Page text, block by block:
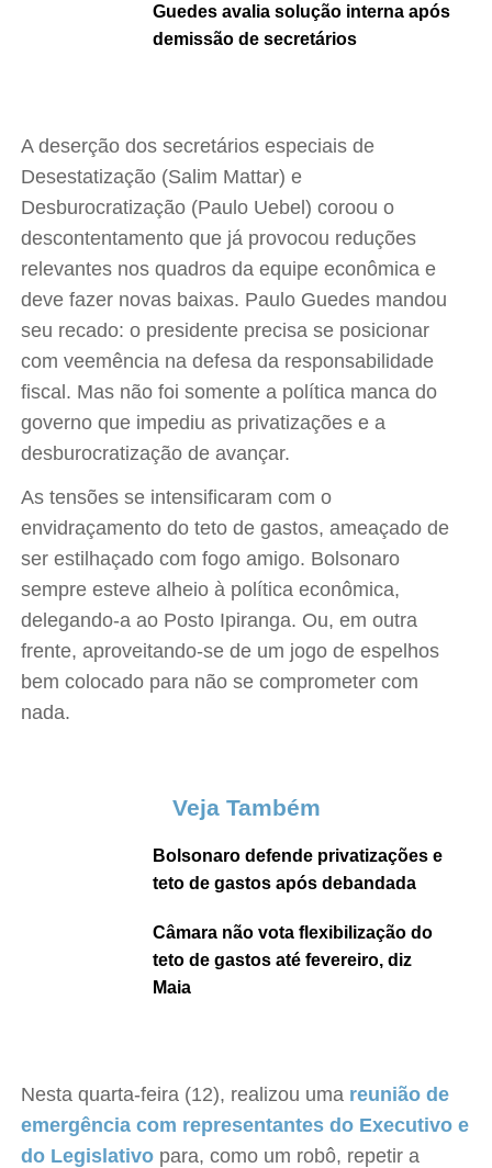
Guedes avalia solução interna após
demissão de secretários
A deserção dos secretários especiais de
Desestatização (Salim Mattar) e
Desburocratização (Paulo Uebel) coroou o
descontentamento que já provocou reduções
relevantes nos quadros da equipe econômica e
deve fazer novas baixas. Paulo Guedes mandou
seu recado: o presidente precisa se posicionar
com veemência na defesa da responsabilidade
fiscal . Mas não foi somente a política manca do
governo que impediu as privatizações e a
desburocratização de avançar.
As tensões se intensificaram com o
envidraçamento do teto de gastos, ameaçado de
ser estilhaçado com fogo amigo. Bolsonaro
sempre esteve alheio à política econômica,
delegando-a ao Posto Ipiranga. Ou, em outra
frente, aproveitando-se de um jogo de espelhos
bem colocado para não se comprometer com
nada.
Veja Também
Bolsonaro defende privatizações e
teto de gastos após debandada
Câmara não vota flexibilização do
teto de gastos até fevereiro, diz
Maia
Nesta quarta-feira (12), realizou uma reunião de
emergência com representantes do Executivo e
do Legislativo para, como um robô, repetir a